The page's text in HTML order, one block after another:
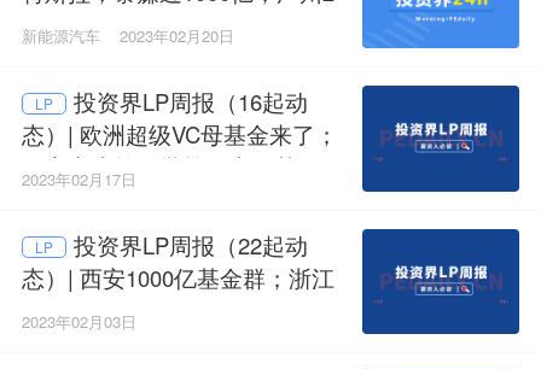
000亿母基金正式来了；马云现
新能源汽车 2023年02月20日
LP
投资界LP周报（16起动
态）| 欧洲超级VC母基金来了；
国家中小第四批第一支子基金
基金
2023年02月17日
LP
投资界LP周报（22起动
态）| 西安1000亿基金群；浙江
500亿基金群；安徽100亿母基
2023年02月03日